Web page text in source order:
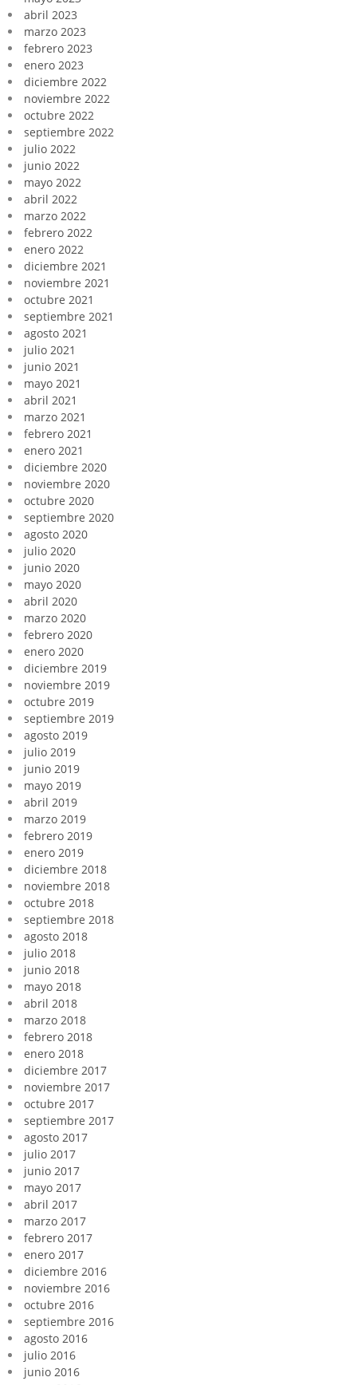
abril 2023
marzo 2023
febrero 2023
enero 2023
diciembre 2022
noviembre 2022
octubre 2022
septiembre 2022
julio 2022
junio 2022
mayo 2022
abril 2022
marzo 2022
febrero 2022
enero 2022
diciembre 2021
noviembre 2021
octubre 2021
septiembre 2021
agosto 2021
julio 2021
junio 2021
mayo 2021
abril 2021
marzo 2021
febrero 2021
enero 2021
diciembre 2020
noviembre 2020
octubre 2020
septiembre 2020
agosto 2020
julio 2020
junio 2020
mayo 2020
abril 2020
marzo 2020
febrero 2020
enero 2020
diciembre 2019
noviembre 2019
octubre 2019
septiembre 2019
agosto 2019
julio 2019
junio 2019
mayo 2019
abril 2019
marzo 2019
febrero 2019
enero 2019
diciembre 2018
noviembre 2018
octubre 2018
septiembre 2018
agosto 2018
julio 2018
junio 2018
mayo 2018
abril 2018
marzo 2018
febrero 2018
enero 2018
diciembre 2017
noviembre 2017
octubre 2017
septiembre 2017
agosto 2017
julio 2017
junio 2017
mayo 2017
abril 2017
marzo 2017
febrero 2017
enero 2017
diciembre 2016
noviembre 2016
octubre 2016
septiembre 2016
agosto 2016
julio 2016
junio 2016